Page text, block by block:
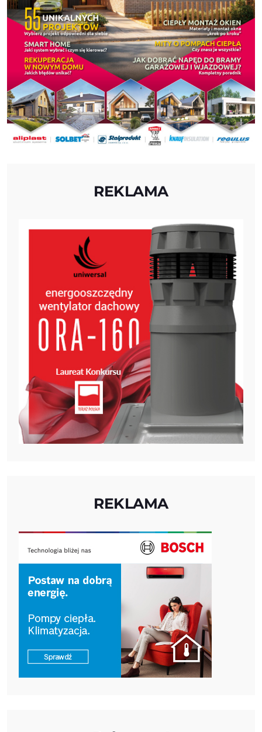
REKLAMA
REKLAMA